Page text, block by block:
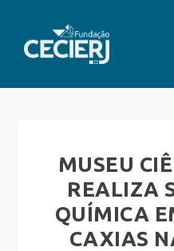
MUSEU
REALIZA
QUÍMICA
CAXIAS